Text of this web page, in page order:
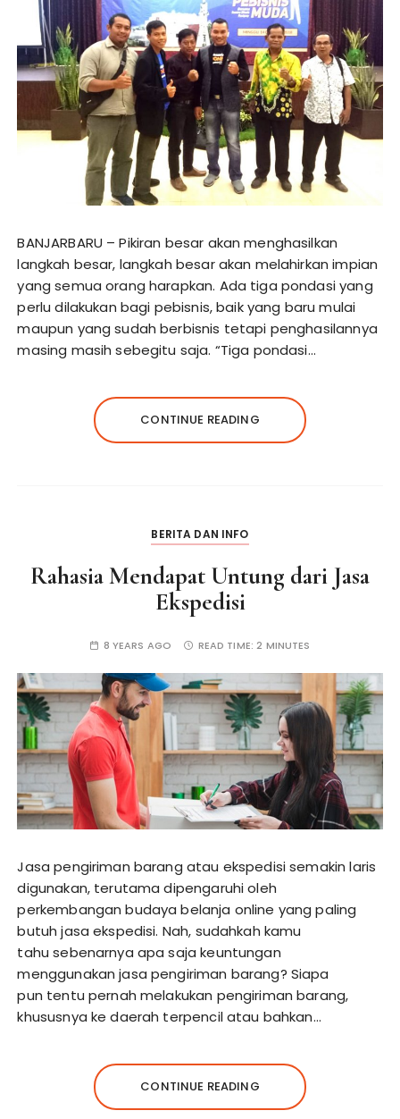
BANJARBARU – Pikiran besar akan menghasilkan
langkah besar, langkah besar akan melahirkan impian
yang semua orang harapkan. Ada tiga pondasi yang
perlu dilakukan bagi pebisnis, baik yang baru mulai
maupun yang sudah berbisnis tetapi penghasilannya
masing masih sebegitu saja. “Tiga pondasi…
CONTINUE READING
BERITA DAN INFO
Rahasia Mendapat Untung dari Jasa
Ekspedisi
8 YEARS AGO READ TIME:2 MINUTES
Jasa pengiriman barang atau ekspedisi semakin laris
digunakan, terutama dipengaruhi oleh
perkembangan budaya belanja online yang paling
butuh jasa ekspedisi. Nah, sudahkah kamu
tahu sebenarnya apa saja keuntungan
menggunakan jasa pengiriman barang? Siapa
pun tentu pernah melakukan pengiriman barang,
khususnya ke daerah terpencil atau bahkan…
CONTINUE READING